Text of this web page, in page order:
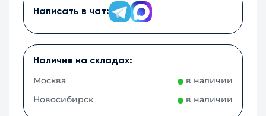
Написать в чат:
Наличие на складах:
Москва
в наличии
Новосибирск
в наличии